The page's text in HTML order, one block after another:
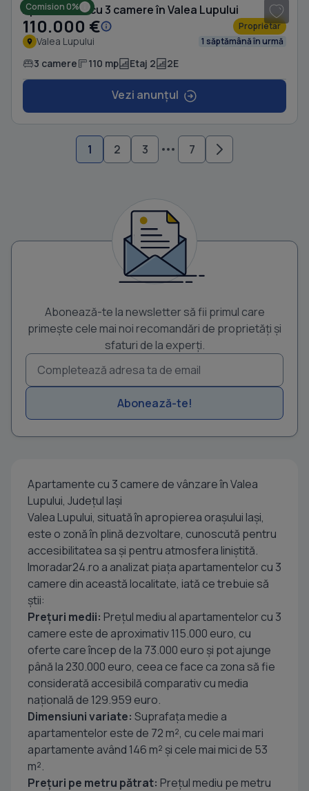
Comision 0%
Apartament cu 3 camere în Valea Lupului
110.000 € Proprietar
Valea Lupului 1 săptămână în urmă
3 camere 110 mp Etaj 2 2E
Vezi anunțul
1 2 3 7
Abonează-te la newsletter să fii primul care
primește cele mai noi recomandări de proprietăți și
sfaturi de la experți.
Abonează-te!
Apartamente cu 3 camere de vânzare în Valea
Lupului, Județul Iași
Valea Lupului, situată în apropierea orașului Iași,
este o zonă în plină dezvoltare, cunoscută pentru
accesibilitatea sa și pentru atmosfera liniștită.
Imoradar24.ro a analizat piața apartamentelor cu 3
camere din această localitate, iată ce trebuie să
știi:
Prețuri medii: Prețul mediu al apartamentelor cu 3
camere este de aproximativ 115.000 euro, cu
oferte care încep de la 73.000 euro și pot ajunge
până la 230.000 euro, ceea ce face ca zona să fie
considerată accesibilă comparativ cu media
națională de 129.959 euro.
Dimensiuni variate: Suprafața medie a
apartamentelor este de 72 m², cu cele mai mari
apartamente având 146 m² și cele mai mici de 53
m².
Prețuri pe metru pătrat: Prețul mediu pe metru